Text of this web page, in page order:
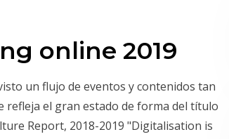
online 2019
un flujo de eventos y contenidos tan
refleja el gran estado de forma del título
Report, 2018-2019 "Digitalisation is